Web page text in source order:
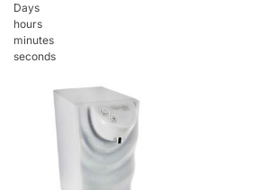
Days
hours
minutes
seconds